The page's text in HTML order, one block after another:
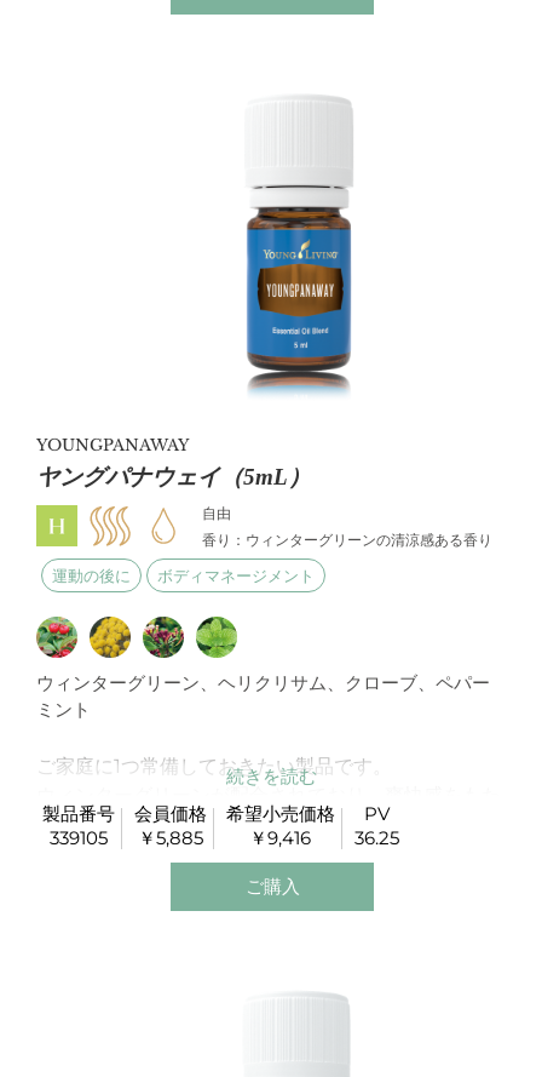
YOUNGPANAWAY
ヤングパナウェイ（5mL）
自由
香り：ウィンターグリーンの清涼感ある香り
運動の後に ボディマネージメント
ウィンターグリーン、ヘリクリサム、クローブ、ペパー
ミント
ご家庭に1つ常備しておきたい製品です。
らしてくれます。
V6などのキャリアオイルと合わせて運動後や清涼感
が必要な箇所にお使いください。
首や背中に付けるのがお勧めです。
製品番号
339105
会員価格
￥5,885
希望小売価格
￥9,416
PV
36.25
ご購入